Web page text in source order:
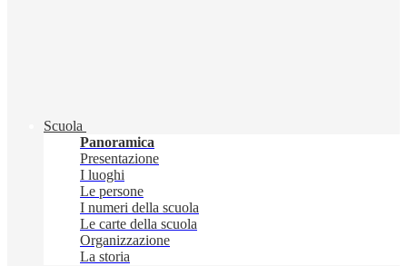
Scuola
Panoramica
Presentazione
I luoghi
Le persone
I numeri della scuola
Le carte della scuola
Organizzazione
La storia